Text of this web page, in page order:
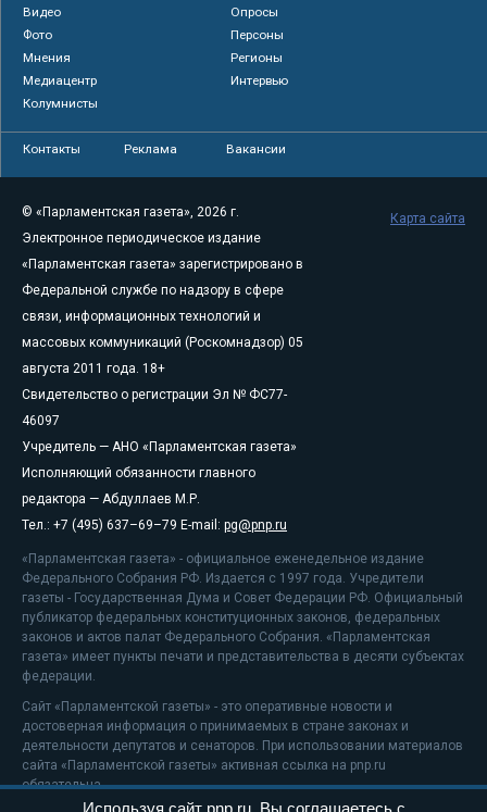
Видео
Опросы
Фото
Персоны
Мнения
Регионы
Медиацентр
Интервью
Колумнисты
Контакты Реклама Вакансии
© «Парламентская газета», 2026 г.
Электронное периодическое издание
«Парламентская газета» зарегистрировано в
Федеральной службе по надзору в сфере
связи, информационных технологий и
массовых коммуникаций (Роскомнадзор) 05
августа 2011 года. 18+
Свидетельство о регистрации Эл № ФС77-
46097
Учредитель — АНО «Парламентская газета»
Исполняющий обязанности главного
редактора — Абдуллаев М.Р.
Тел.: +7 (495) 637–69–79 E-mail: pg@pnp.ru
«Парламентская газета» - официальное еженедельное издание
Федерального Собрания РФ. Издается с 1997 года. Учредители
газеты - Государственная Дума и Совет Федерации РФ. Официальный
публикатор федеральных конституционных законов, федеральных
законов и актов палат Федерального Собрания. «Парламентская
газета» имеет пункты печати и представительства в десяти субъектах
федерации.
Сайт «Парламентской газеты» - это оперативные новости и
достоверная информация о принимаемых в стране законах и
деятельности депутатов и сенаторов. При использовании материалов
сайта «Парламентской газеты» активная ссылка на pnp.ru
обязательна.
Карта сайта
Используя сайт pnp.ru, Вы соглашаетесь с